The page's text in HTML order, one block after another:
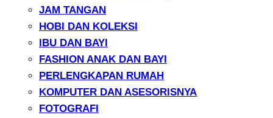
JAM TANGAN
HOBI DAN KOLEKSI
IBU DAN BAYI
FASHION ANAK DAN BAYI
PERLENGKAPAN RUMAH
KOMPUTER DAN ASESORISNYA
FOTOGRAFI